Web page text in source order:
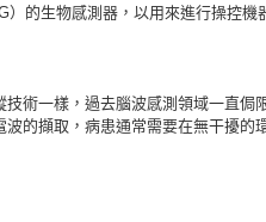
）的生物感測器，以用來進行操控機
技術一樣，過去腦波感測領域一直侷
波的擷取，病患通常需要在無干擾的